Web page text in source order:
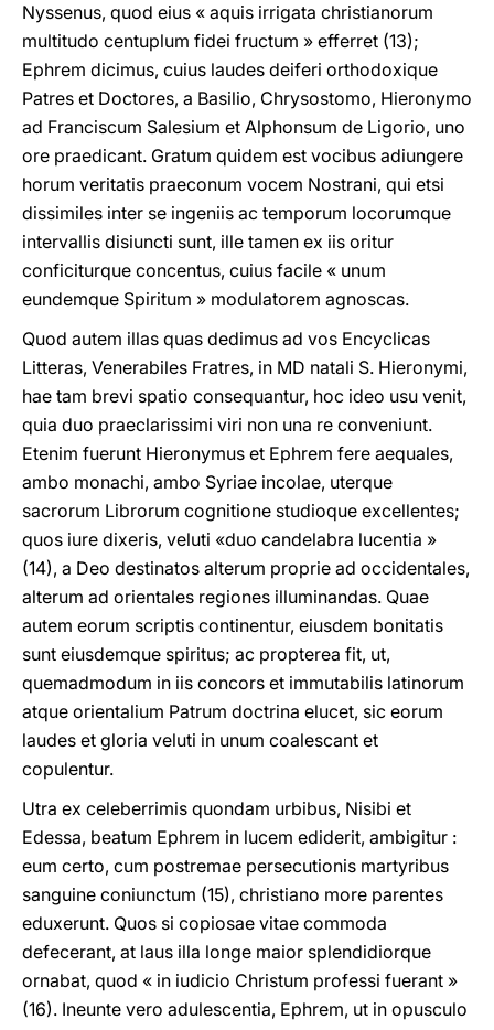
Nyssenus, quod eius « aquis irrigata christianorum
multitudo centuplum fidei fructum » efferret (13);
Ephrem dicimus, cuius laudes deiferi orthodoxique
Patres et Doctores, a Basilio, Chrysostomo, Hieronymo
ad Franciscum Salesium et Alphonsum de Ligorio, uno
ore praedicant. Gratum quidem est vocibus adiungere
horum veritatis praeconum vocem Nostrani, qui etsi
dissimiles inter se ingeniis ac temporum locorumque
intervallis disiuncti sunt, ille tamen ex iis oritur
conficiturque concentus, cuius facile « unum
eundemque Spiritum » modulatorem agnoscas.
Quod autem illas quas dedimus ad vos Encyclicas
Litteras, Venerabiles Fratres, in MD natali S. Hieronymi,
hae tam brevi spatio consequantur, hoc ideo usu venit,
quia duo praeclarissimi viri non una re conveniunt.
Etenim fuerunt Hieronymus et Ephrem fere aequales,
ambo monachi, ambo Syriae incolae, uterque
sacrorum Librorum cognitione studioque excellentes;
quos iure dixeris, veluti «duo candelabra lucentia »
(14), a Deo destinatos alterum proprie ad occidentales,
alterum ad orientales regiones illuminandas. Quae
autem eorum scriptis continentur, eiusdem bonitatis
sunt eiusdemque spiritus; ac propterea fit, ut,
quemadmodum in iis concors et immutabilis latinorum
atque orientalium Patrum doctrina elucet, sic eorum
laudes et gloria veluti in unum coalescant et
copulentur.
Utra ex celeberrimis quondam urbibus, Nisibi et
Edessa, beatum Ephrem in lucem ediderit, ambigitur :
eum certo, cum postremae persecutionis martyribus
sanguine coniunctum (15), christiano more parentes
eduxerunt. Quos si copiosae vitae commoda
defecerant, at laus illa longe maior splendidiorque
ornabat, quod « in iudicio Christum professi fuerant »
(16). Ineunte vero adulescentia, Ephrem, ut in opusculo